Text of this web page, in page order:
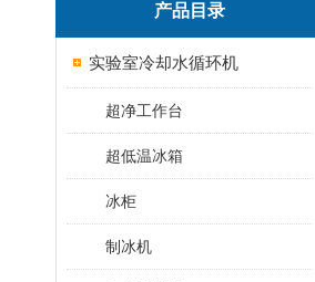
产品目录
实验室冷却水循环机
超净工作台
超低温冰箱
冰柜
制冰机